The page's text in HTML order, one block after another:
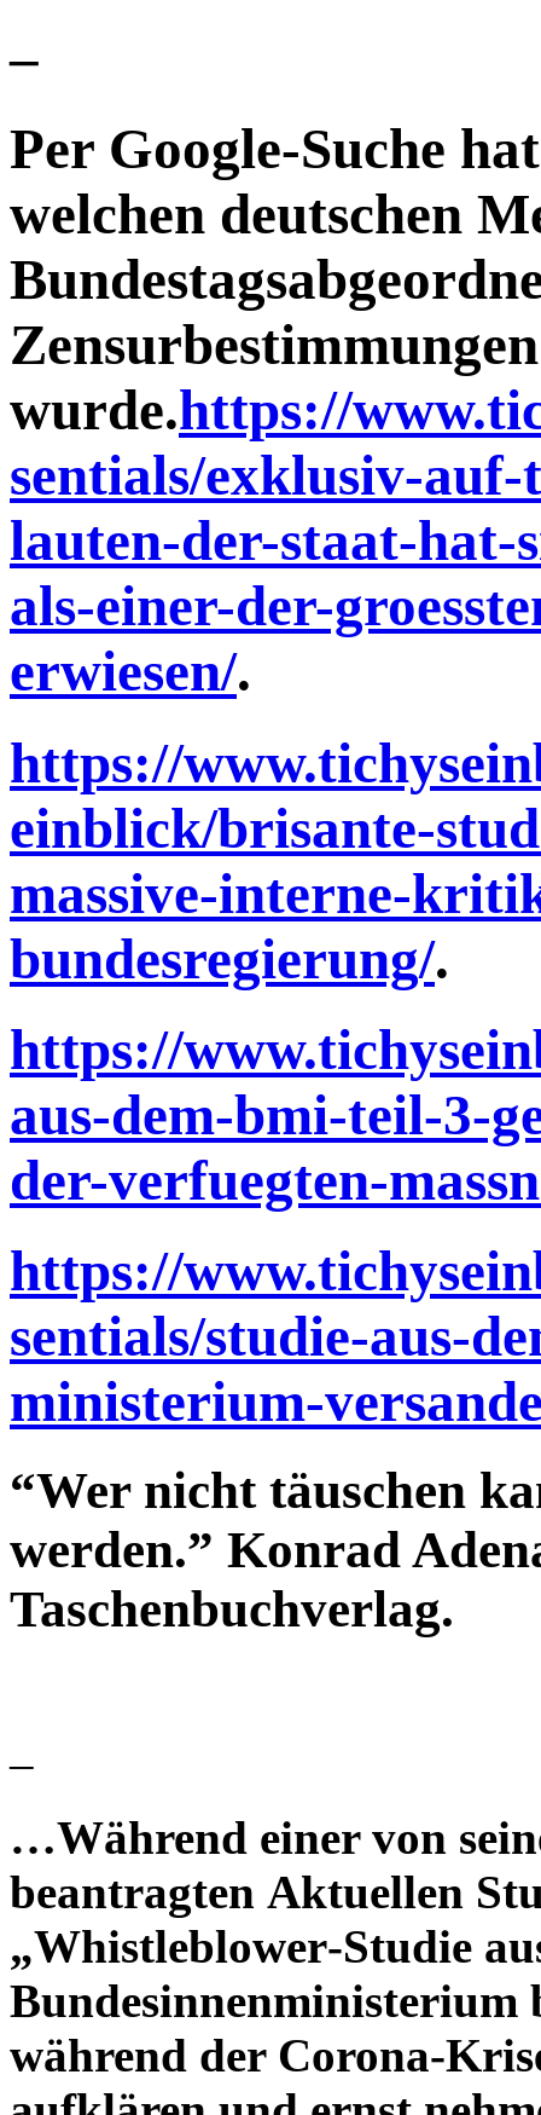
–
Per Google-Suche
welchen deutschen
wurde.https://
sentials/exklusiv-
lauten-der-staat-hat-
als-einer-der-
erwiesen/.
https://
einblick/brisante-
massive-interne-
bundesregierung/.
https://
aus-dem-bmi-teil-3-
der-verfuegten-
https://
sentials/studie-aus-
ministerium-
“Wer nicht täuschen
werden.” Konrad
Taschenbuchverlag.
–
…Während einer von
beantragten Aktuellen
„Whistleblower-Studie
Bundesinnenministerium
während der Corona-